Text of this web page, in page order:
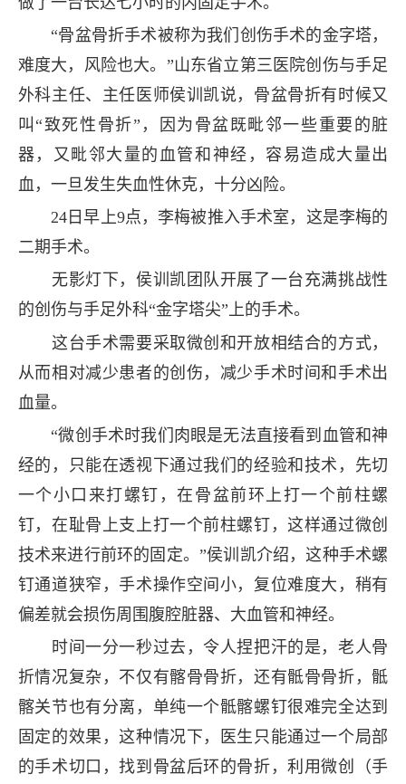
“骨盆骨折手术被称为我们创伤手术的金字塔，
难度大，风险也大。”山东省立第三医院创伤与手足
外科主任、主任医师侯训凯说，骨盆骨折有时候又
叫“致死性骨折”，因为骨盆既毗邻一些重要的脏
器，又毗邻大量的血管和神经，容易造成大量出
血，一旦发生失血性休克，十分凶险。
24日早上9点，李梅被推入手术室，这是李梅的
二期手术。
无影灯下，侯训凯团队开展了一台充满挑战性
的创伤与手足外科“金字塔尖”上的手术。
这台手术需要采取微创和开放相结合的方式，
从而相对减少患者的创伤，减少手术时间和手术出
血量。
“微创手术时我们肉眼是无法直接看到血管和神
经的，只能在透视下通过我们的经验和技术，先切
一个小口来打螺钉，在骨盆前环上打一个前柱螺
钉，在耻骨上支上打一个前柱螺钉，这样通过微创
技术来进行前环的固定。”侯训凯介绍，这种手术螺
钉通道狭窄，手术操作空间小，复位难度大，稍有
偏差就会损伤周围腹腔脏器、大血管和神经。
时间一分一秒过去，令人捏把汗的是，老人骨
折情况复杂，不仅有髂骨骨折，还有骶骨骨折，骶
髂关节也有分离，单纯一个骶髂螺钉很难完全达到
固定的效果，这种情况下，医生只能通过一个局部
的手术切口，找到骨盆后环的骨折，利用微创（手